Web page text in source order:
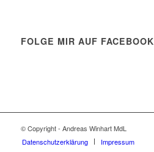
FOLGE MIR AUF FACEBOOK
© Copyright - Andreas Winhart MdL
Datenschutzerklärung
Impressum